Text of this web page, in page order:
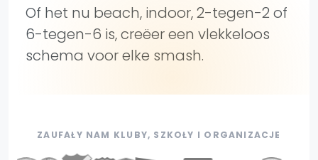
Of het nu beach, indoor, 2-tegen-2 of
6-tegen-6 is, creëer een vlekkeloos
schema voor elke smash.
ZAUFAŁY NAM KLUBY, SZKOŁY I ORGANIZACJE